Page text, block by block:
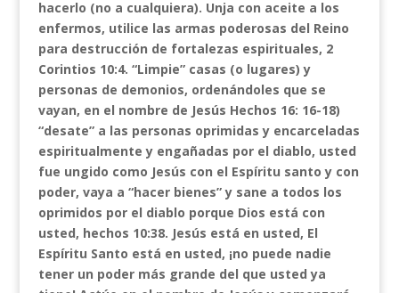
hacerlo (no a cualquiera). Unja con aceite a los
enfermos, utilice las armas poderosas del Reino
para destrucción de fortalezas espirituales, 2
Corintios 10:4. “Limpie” casas (o lugares) y
personas de demonios, ordenándoles que se
vayan, en el nombre de Jesús Hechos 16: 16-18)
“desate” a las personas oprimidas y encarceladas
espiritualmente y engañadas por el diablo, usted
fue ungido como Jesús con el Espíritu santo y con
poder, vaya a “hacer bienes” y sane a todos los
oprimidos por el diablo porque Dios está con
usted, hechos 10:38. Jesús está en usted, El
Espíritu Santo está en usted, ¡no puede nadie
tener un poder más grande del que usted ya